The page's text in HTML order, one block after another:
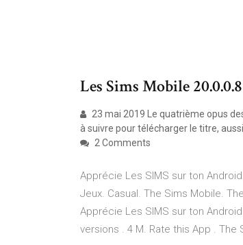
Les Sims Mobile
23 mai 2019 Le quatrième opus
à suivre pour télécharger le titre, aussi
2 Comments
Apprécie Les SIMS sur ton
Jeux. Casual. The Sims Mobile.
Apprécie Les SIMS sur ton
versions . 4 M. Rate this App .